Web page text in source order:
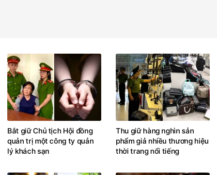
Bắt giữ Chủ tịch Hội đồng
quản trị một công ty quản
lý khách sạn
Thu giữ hàng nghìn sản
phẩm giả nhiều thương hiệu
thời trang nổi tiếng